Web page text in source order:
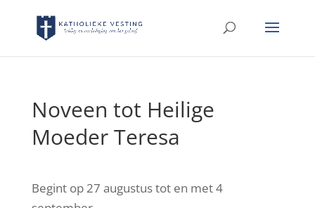
Noveen tot Heilige
Moeder Teresa
Begint op 27 augustus tot en met 4